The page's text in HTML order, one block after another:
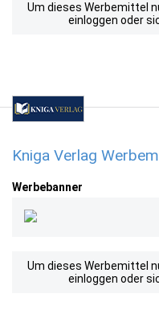
Um dieses Werbemittel
einloggen oder
Kniga Verlag
Werbebanner
Um dieses Werbemittel
einloggen oder